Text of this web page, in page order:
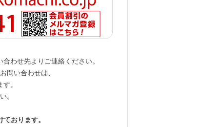
わせ先よりご連絡ください。
問い合わせは、
。
。
おります。